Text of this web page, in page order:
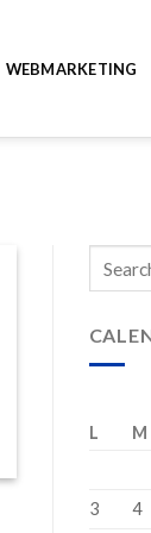
WEBMARKETING
L M
3
4